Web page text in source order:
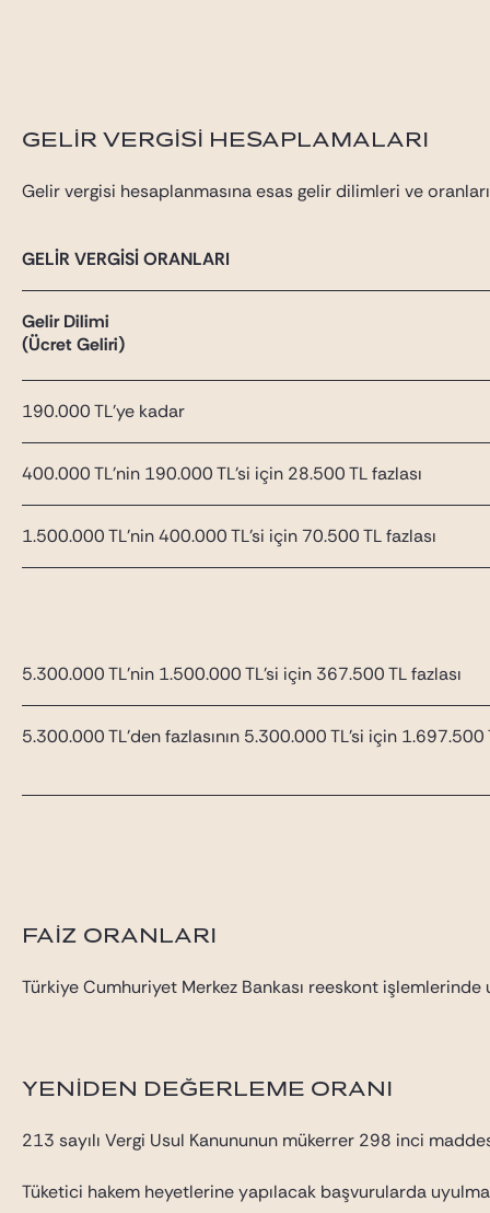
GELİR VERGİSİ HESAPLAMALARI
Gelir vergisi hesaplanmasına esas gelir dilimleri ve
GELİR VERGİSİ ORANLARI
Gelir Dilimi
(Ücret Geliri)
190.000 TL’ye kadar
400.000 TL’nin 190.000 TL’si için 28.500 TL fazlası
1.500.000 TL’nin 400.000 TL’si için 70.500 TL fazlası
5.300.000 TL’nin 1.500.000 TL’si için 367.500 TL fazlası
5.300.000 TL’den fazlasının 5.300.000 TL’si için 1.697.500
FAİZ ORANLARI
Türkiye Cumhuriyet Merkez Bankası reeskont
YENİDEN DEĞERLEME ORANI
213 sayılı Vergi Usul Kanununun mükerrer 298 inci
Tüketici hakem heyetlerine yapılacak başvurularda